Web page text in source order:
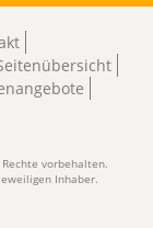
vorbehalten.
Inhaber.